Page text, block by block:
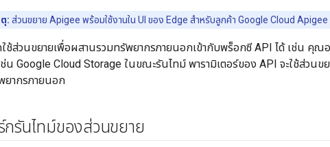
: ส่วนขยาย Apigee พร้อมใช้งานใน UI ของ Edge สำหรับลูกค้า Google Cloud
ช้ส่วนขยายเพื่อผสานรวมทรัพยากรภายนอกเข้ากับพร็อกซี API ได้ เช่น คุณ
น Google Cloud Storage ในขณะรันไทม์ พารามิเตอร์ของ API จะใช้ส่วนข
ากรภายนอก
กรันไทม์ของส่วนขยาย